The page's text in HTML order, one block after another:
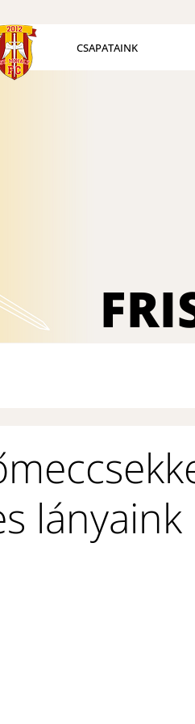
CSAPATAINK
lányaink